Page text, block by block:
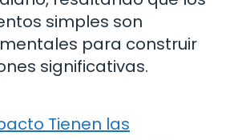
simples son
para construir
significativas.
Tienen las